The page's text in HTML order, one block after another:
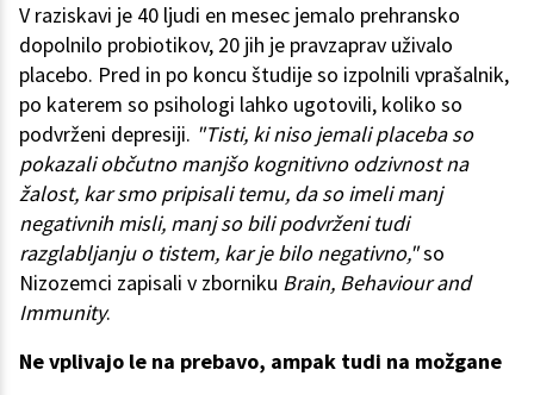
V raziskavi je 40 ljudi en mesec jemalo prehransko
dopolnilo probiotikov, 20 jih je pravzaprav uživalo
placebo. Pred in po koncu študije so izpolnili vprašalnik,
po katerem so psihologi lahko ugotovili, koliko so
podvrženi depresiji. "Tisti, ki niso jemali placeba so
pokazali občutno manjšo kognitivno odzivnost na
žalost, kar smo pripisali temu, da so imeli manj
negativnih misli, manj so bili podvrženi tudi
razglabljanju o tistem, kar je bilo negativno,"so
Nizozemci zapisali v zborniku Brain, Behaviour and
Immunity.
Ne vplivajo le na prebavo, ampak tudi na možgane